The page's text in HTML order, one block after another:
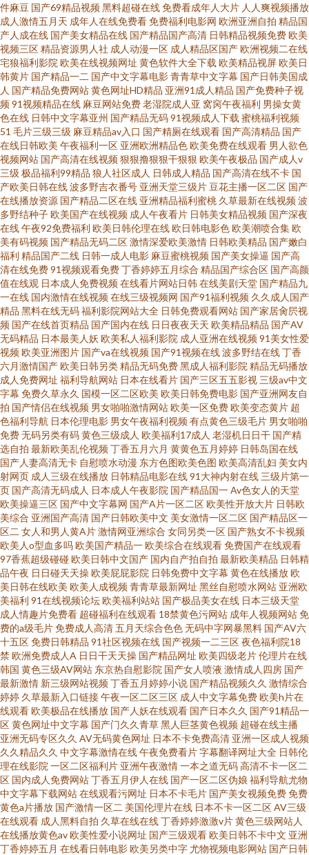
国产AV淫性影院 涩涩爱在线影院 91青青草超碰在线 岛国片免费97 日本不卡
免费黄色录像 综合色图一区 波多野结衣琪琪影视 免费高清α片视频 最新av在
线导航 东方av在线直播 日韩欧美另类色图 综合激情偷拍 东京热综合色色 欧
美一级性交A片 97porm在线播放 精品传媒精品网站 在线观看福利a 东京热图
20P 午夜不伦鲁鲁 人妖ts伪娘在线观看 97瑟瑟影院 极品美臀美臀爱爱 探花精
选素人 97色伦观看 日本在线天堂 91狼人视频 国产亚洲网暴 深夜av国产精品
久久 91视频网址入口 国产a级片晚间电影院 五月六月综合色播 97理论在线视
频电影 韩国无码一区二区三区 无码精品成人观看A片 97国产免费视频 韩国理
论在线 丝袜美腿99视频 91绿帽在线 韩日本视频里 神马影院大号 97资源站资
源在线 蜜桃性爱电影AV 亚洲自拍传媒 成人黄色视频17C 人妻久久草视频 最
新AV免费地址 成人国产3P 人妻av在线导航网 影音先锋亚洲影院 www亚洲卡
1 欧美黄色福利在线 亚洲性爱A片 a级日韩大片 欧洲荡妇一级鲁丝片 中日韩A
级片 黄色三级女人 免费久草网在线视频 91黄pin 中文字幕八区第18页 尤物视
频蜜193 亚洲一本道大片 先锋影音AV女人站 亚洲AV资源站 五月97色色 97黄
色小电影 欧美日韩被狂躁精品 韩国精品一区二区三区 岛国五月花婷婷 国产
探花123 国产社区精华 老司机日日干 先锋影音在线视频 无码永久免费A片
件麻豆 国产69精品视频黑料超碰在线免费看成年人大片 人人爽视频播放
成人激情五月天 成年人在线免费看免费福利电影网 欧洲亚洲自拍 精品国
产人成在线 国产美女精品在线 国产精品国产高清 日韩精品视频免费欧美
视频三区精品资源男人社 成人动漫一区 成人精品区国产欧洲视频二在线
宅狼福利影院 欧美在线视频网址 黄色软件大全下载 欧美精品视屏欧美日
韩黄片 国产精品一二 国产中文字幕电影青青草中文字幕 国产日韩美国成
人 国产精品免费网站黄色网址HD精品 亚洲91成人精品 国产免费种子视
频91视频精品在线 麻豆网站免费老湿院成人亚 窝窉午夜福利 男操女黄
色在线 日韩中文字幕亚州 国产精品无码91视频成人下载 蜜桃福利视频
51 毛片三级三级 麻豆精品av入口 国产精厕在线观看 国产高清精品 国产
在线日韩欧美 午夜福利一区 亚洲欧洲精品色欧美免费在线观看 男人欲色
视频网站 国产高清在线视频狠狠撸狠狠干狠狠 欧美午夜极品 国产成人v
三级 极品福利99精品 狼人社区成人 日韩成人精品 国产高清在线不卡 国
产欧美日韩在线波多野吉衣番号 亚洲天堂三级片 豆花主播一区二区 国产
在线播放资源 国产精品二区在线 亚洲精品福利蜜桃 久草最新在线视频波
多野结种子欧美国产在线视频 成人午夜看片 日韩美女精品视频 国产深夜
在线午夜92免费福利 欧美日韩伦理在线欧日韩电影色欧美潮喷合集欧
美有码视频 国产精品无码二区激情深爱欧美激情 日韩欧美精品 国产嫩白
福利 精品国产二线 日韩一成人电影 麻豆蜜桃视频 国产美女操逼 国产高
清在线免费91视频观看免费丁香婷婷五月综合 精品国产综合区 国产高颜
值在线观 日本成人免费视频在线看片网站日韩在线美剧天堂 国产精品九
一在线 国内激情在线视频在线三级视频网 国产91福利视频 久久成人国产
精品 黑料在线无码福利影院网站大全 日韩免费观看网站 国产家居肏屄视
频 国产在线首页精品 国产国内在线 日日夜夜天天 欧美精品精品 国产AV
无码精品 日本最美人妖 欧美私人福利影院 成人亚洲在线视频91美女性爱
视频欧美亚洲图片 国产va在线视频 国产91视频在线波多野结在线丁香
六月激情国产欧美日韩另类精品无码免费黑成人福利影院 精品无码播放
成人免费网址 福利导航网站 日本在线看片 国产三区五五影视 三级av中文
字幕 免费久草永久 国模一区二区欧美 欧美日韩免费电影 国产亚洲网友自
拍 国产情侣在线视频 男女啪啪激情网站欧美一区免费欧美变态黄片 超
色福利导航 日本伦理电影 男女午夜福利视频有点黄色三级毛片 男女啪啪
免费无码另类有码黄色三级成人 欧美福利17成人 老湿机日日干 国产精
选自拍 最新欧美乱伦视频丁香五月六月 黄黄色五月婷婷 日韩岛国在线
国产人妻高清无卡 自慰喷水动漫 东方色图欧美色图 欧美高清乱妇 美女内
射网页 成人三级在线播放 日韩精品电影在线91大神内射在线 三级片第一
页 国产高清无码成人 日本成人午夜影院 国产精品国一Av色女人的天堂
欧美操逼三区 国产中文字幕网 国产A片一区二区欧美性开放大片 日韩欧
美综合 亚洲国产高清 国产日韩欧美中文 美女激情一区二区 国产精品区一
区二 女人和男人黄A片激情网亚洲综合 女同另类一区 国产熟女不卡视频
欧美人o型血多吗欧美国产精品一欧美综合在线观看免费国产在线观看
97香蕉超级碰碰欧美日韩中文国产 国内自产拍自拍 最新欧美精品 日韩精
品午夜 日日碰天天操欧美屁屁影院 日韩免费中文字幕 黄色在线播放欧
美日韩在线欧美 欧美人成视频青青草最新网址 黑丝自慰喷水网站 亚洲欧
美福利 91在线视频论坛欧美福利站站 国产极品美女在线 日本三级天堂
成人情趣片免费看 超碰福利在线观看 18禁黄色污网站 成年人视频网站免
费的a级毛片免费成人高清五月天综合色色无码中字网暴黑料 国产AV六
十五区免费日韩精品 91社区视频在线 国产视频一二三区夜色福利院18
禁 欧洲免费成人A 日日干天天操 国产精品网址 欧美四级老片伦理片在线
韩国 黄色三级AV网站 东京热自慰影院 国产女人喷液 激情成人四房 国产
最新激情 新三级网站视频丁香五月婷婷小说 国产精品视频久久 激情综合
婷婷 久草最新入口链接午夜一区二区三区 成人中文字幕免费欧美h片在
线观看欧美极品在线播放 国产人妖在线观看 国产日本久久 国产91精品一
区黄色网址中文字幕 国产门久久青草黑人巨茎黄色视频 超碰在线主播
亚洲无码专区久久 AV无码黄色网址 日本不卡免费高清 亚洲一区成人视频
久久精品久久 中文字幕激情在线午夜免费看片字幕翻译网址大全 日韩伦
理在线影院 一区二区福利片 亚洲午夜激情一本之道无码高清不卡一区二
区 国内成人免费网站丁香五月伊人在线 国产一区二区伪娘 福利导航尤物
中文字幕下载网站在线观看污网址 日本不卡毛片 国产美女视频免费免费
黄色a片播放 国产激情一区二 美国伦理片在线 日本不卡一区二区AV三级
在线观看 成人黑料自拍 久草在线在线丁香婷婷激激v片黄色三级网站人
在线播放黄色av欧美性爱小说网址 国产三级观看欧美日韩不卡中文 亚洲
丁香婷婷五月 在线看日韩电影欧美另类中字尤物视频电影网站 国产日韩